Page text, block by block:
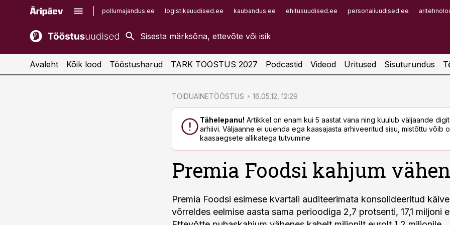
pollumajandus.ee logistikauudised.ee kaubandus.ee ehitusuudised.ee personaliuudised.ee
kaubandus.ee
kinnisvarauudised.ee
imelineajalugu.ee
Infopank
Avaleht Kõik lood Tööstusharud TARK TÖÖSTUS 2027 Podcastid Videod Üritused Sisuturundus
TOIDUAINETÖÖSTUS 16.05.12, 12:29
Tähelepanu! Artikkel on enam kui 5 aastat vana ning kuulub väljaande
arhiivi. Väljaanne ei uuenda ega kaasajasta arhiveeritud sisu, mistõttu võib
kaasaegsete allikatega tutvumine
Premia Foodsi kahjum
Premia Foodsi esimese kvartali auditeerimata konsolideeritud
võrreldes eelmise aasta sama perioodiga 2,7 protsenti, 17,1 miljoni